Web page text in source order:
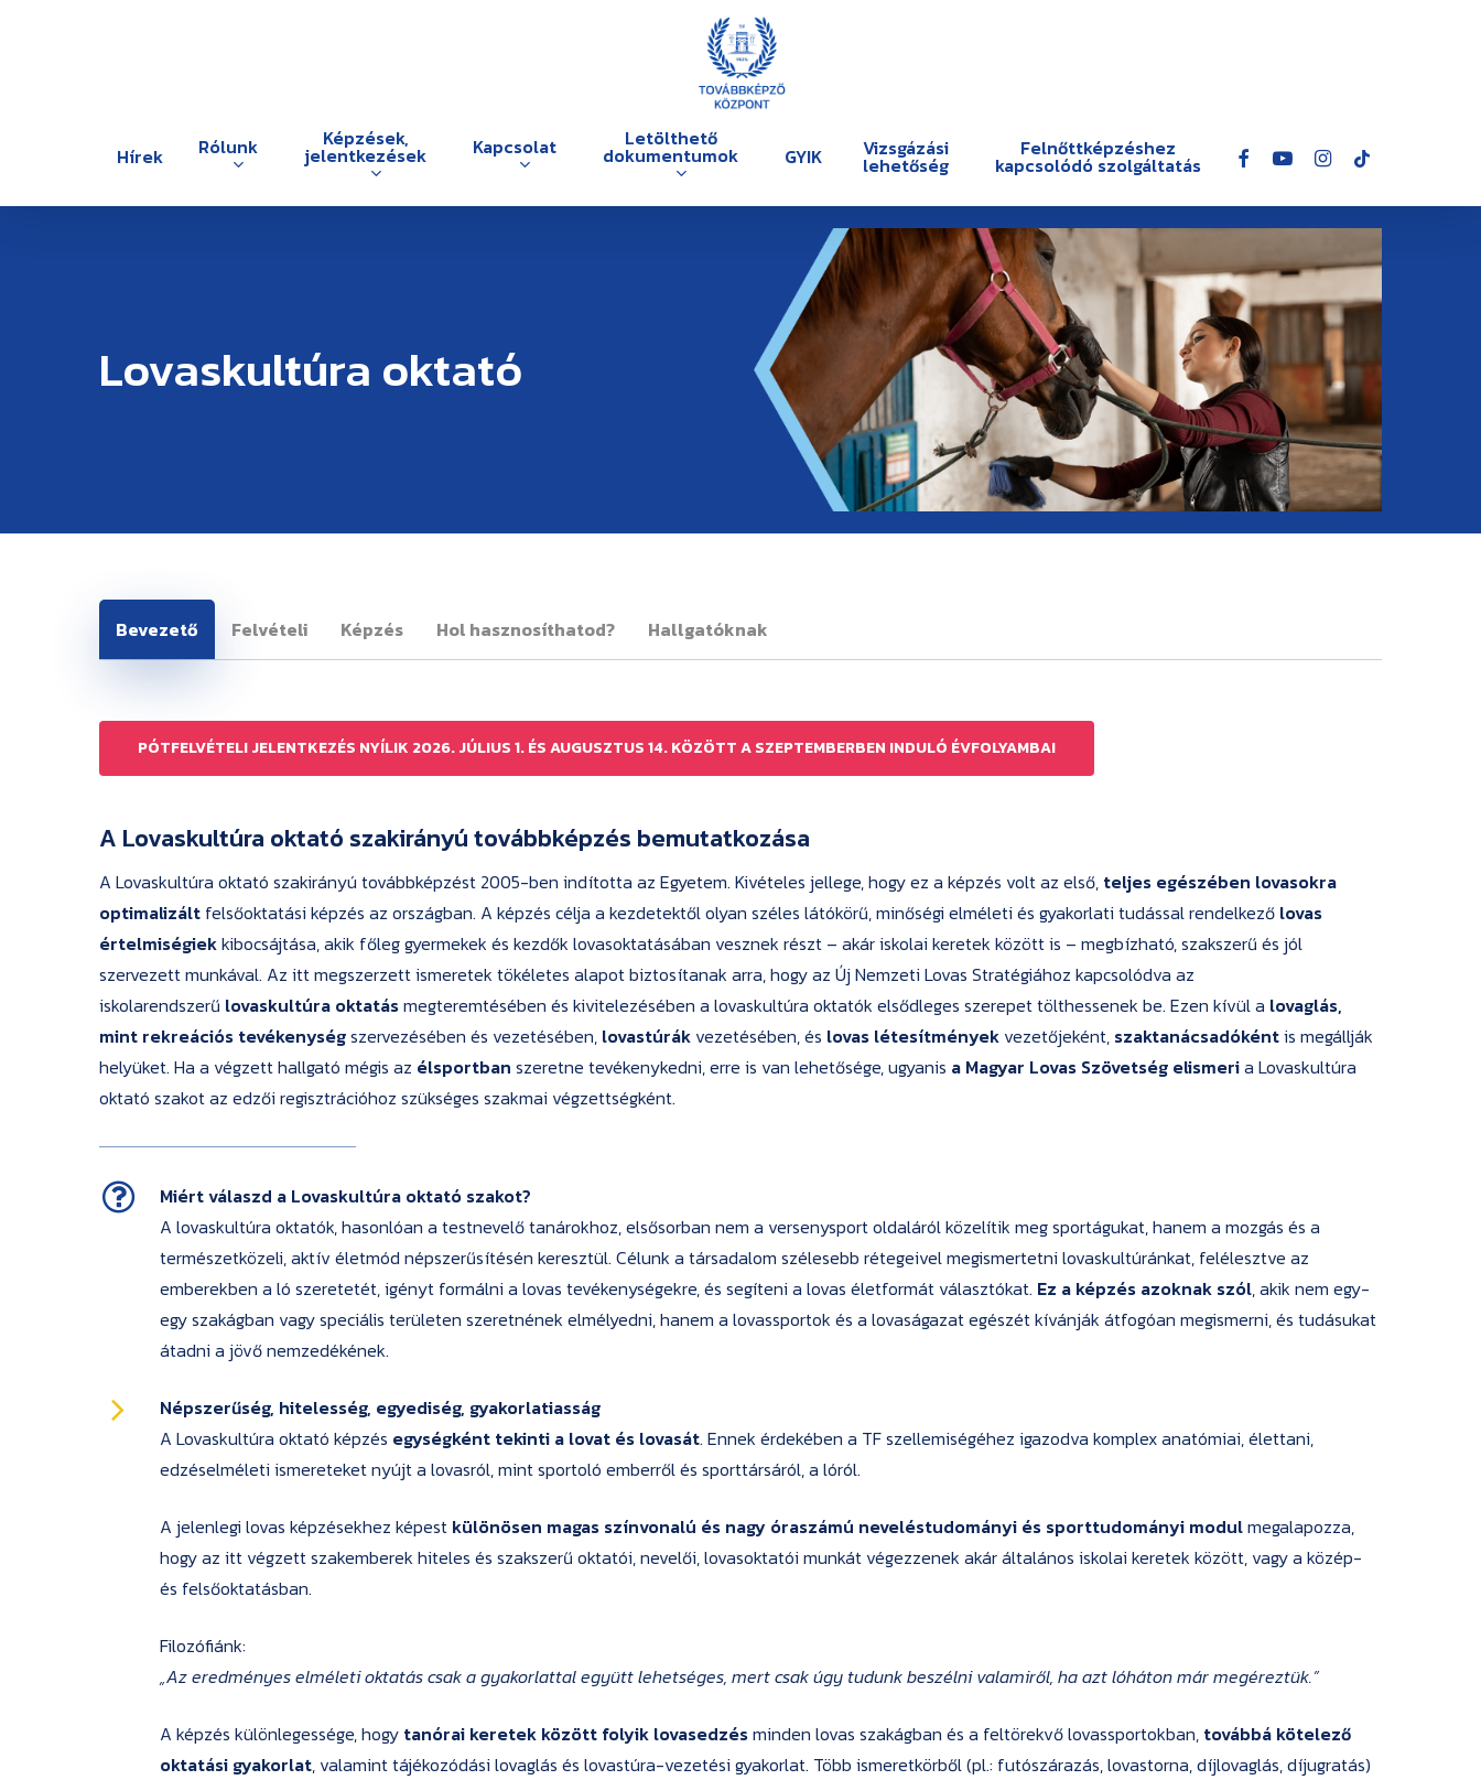
Hírek
Rólunk Képzések,
jelentkezések Kapcsolat Letölthető
dokumentumok GYIK Vizsgázási
lehetőség
Felnőttképzéshez
kapcsolódó szolgáltatás facebookyoutubeinstagram
tiktok
Lovaskultúra oktató
Bevezető Felvételi Képzés Hol hasznosíthatod? Hallgatóknak
PÓTFELVÉTELI JELENTKEZÉS NYÍLIK 2026. JÚLIUS 1. ÉS AUGUSZTUS 14. KÖZÖTT A SZEPTEMBERBEN INDULÓ ÉVFOLYAMBA!
A Lovaskultúra oktató szakirányú továbbképzés bemutatkozása
A Lovaskultúra oktató szakirányú továbbképzést 2005-ben indította az Egyetem. Kivételes jellege, hogy ez a képzés volt az első, teljes egészében lovasokra
optimalizált felsőoktatási képzés az országban. A képzés célja a kezdetektől olyan széles látókörű, minőségi elméleti és gyakorlati tudással rendelkező lovas
értelmiségiekkibocsájtása, akik főleg gyermekek és kezdők lovasoktatásában vesznek részt – akár iskolai keretek között is – megbízható, szakszerű és jól
szervezett munkával. Az itt megszerzett ismeretek tökéletes alapot biztosítanak arra, hogy az Új Nemzeti Lovas Stratégiához kapcsolódva az
iskolarendszerű lovaskultúra oktatásmegteremtésében és kivitelezésében a lovaskultúra oktatók elsődleges szerepet tölthessenek be. Ezen kívül a lovaglás,
mint rekreációs tevékenységszervezésében és vezetésében, lovastúrák vezetésében, és lovas létesítmények vezetőjeként, szaktanácsadókéntis megállják
helyüket. Ha a végzett hallgató mégis az élsportban szeretne tevékenykedni, erre is van lehetősége, ugyanis a Magyar Lovas Szövetség elismeria Lovaskultúra
oktató szakot az edzői regisztrációhoz szükséges szakmai végzettségként.
Miért válaszd a Lovaskultúra oktató szakot?
A lovaskultúra oktatók, hasonlóan a testnevelő tanárokhoz, elsősorban nem a versenysport oldaláról közelítik meg sportágukat, hanem a mozgás és a
természetközeli, aktív életmód népszerűsítésén keresztül. Célunk a társadalom szélesebb rétegeivel megismertetni lovaskultúránkat, felélesztve az
emberekben a ló szeretetét, igényt formálni a lovas tevékenységekre, és segíteni a lovas életformát választókat. Ez a képzés azoknak szól, akik nem egy-
egy szakágban vagy speciális területen szeretnének elmélyedni, hanem a lovassportok és a lovaságazat egészét kívánják átfogóan megismerni, és tudásukat
átadni a jövő nemzedékének.
Népszerűség, hitelesség, egyediség, gyakorlatiasság
A Lovaskultúra oktató képzés egységként tekinti a lovat és lovasát. Ennek érdekében a TF szellemiségéhez igazodva komplex anatómiai, élettani,
edzéselméleti ismereteket nyújt a lovasról, mint sportoló emberről és sporttársáról, a lóról.
A jelenlegi lovas képzésekhez képest különösen magas színvonalú és nagy óraszámú neveléstudományi és sporttudományi modulmegalapozza,
hogy az itt végzett szakemberek hiteles és szakszerű oktatói, nevelői, lovasoktatói munkát végezzenek akár általános iskolai keretek között, vagy a közép-
és felsőoktatásban.
Filozófiánk:
„Az eredményes elméleti oktatás csak a gyakorlattal együtt lehetséges, mert csak úgy tudunk beszélni valamiről, ha azt lóháton már megéreztük.”
A képzés különlegessége, hogy tanórai keretek között folyik lovasedzésminden lovas szakágban és a feltörekvő lovassportokban, továbbá kötelező
oktatási gyakorlat, valamint tájékozódási lovaglás és lovastúra-vezetési gyakorlat. Több ismeretkörből (pl.: futószárazás, lovastorna, díjlovaglás, díjugratás)